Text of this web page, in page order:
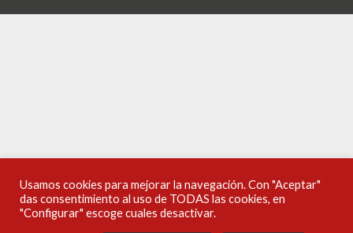
Usamos cookies para mejorar la navegación. Con "Aceptar"
das consentimiento al uso de TODAS las cookies, en
"Configurar" escoge cuales desactivar.